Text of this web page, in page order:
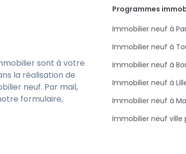
sont à votre
la réalisation de
neuf. Par mail,
formulaire,
Programmes
Immobilier neuf à
Immobilier neuf à
Immobilier neuf à
Immobilier neuf à
Immobilier neuf à
Immobilier neuf ville